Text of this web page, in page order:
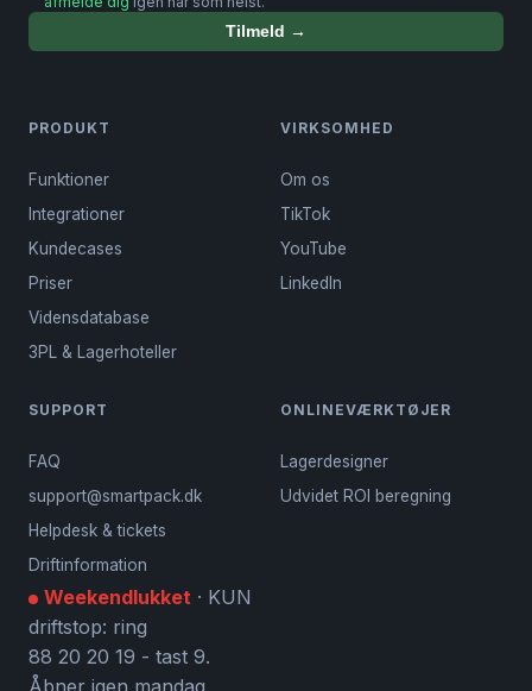
Tilmeld →
PRODUKT
Funktioner
Integrationer
Kundecases
Priser
Vidensdatabase
3PL & Lagerhoteller
VIRKSOMHED
Om os
TikTok
YouTube
LinkedIn
SUPPORT
FAQ
support@smartpack.dk
Helpdesk & tickets
Driftinformation
Weekendlukket · KUN
driftstop: ring
88 20 20 19 - tast 9.
Åbner igen mandag.
ONLINEVÆRKTØJER
Lagerdesigner
Udvidet ROI beregning